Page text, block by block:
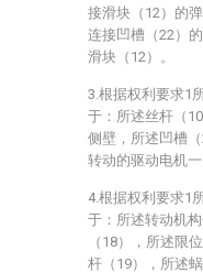
接滑块（12）的
连接凹槽（22）
滑块（12）。
3.根据权利要求1
于：所述丝杆（
侧壁，所述凹槽
转动的驱动电机一
4.根据权利要求1
于：所述转动机
（18），所述限
杆（19），所述